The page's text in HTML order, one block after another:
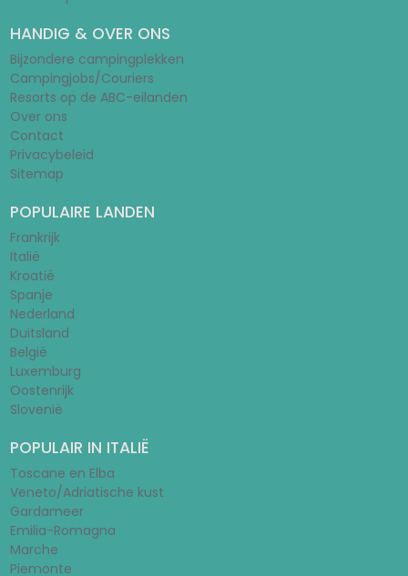
HANDIG & OVER ONS
Bijzondere campingplekken
Campingjobs/Couriers
Resorts op de ABC-eilanden
Over ons
Contact
Privacybeleid
Sitemap
POPULAIRE LANDEN
Frankrijk
Italië
Kroatië
Spanje
Nederland
Duitsland
België
Luxemburg
Oostenrijk
Slovenië
POPULAIR IN ITALIË
Toscane en Elba
Veneto/Adriatische kust
Gardameer
Emilia-Romagna
Marche
Piemonte